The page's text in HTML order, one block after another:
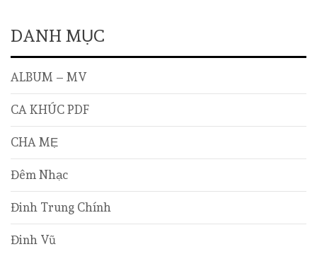
DANH MỤC
ALBUM – MV
CA KHÚC PDF
CHA MẸ
Đêm Nhạc
Đinh Trung Chính
Đinh Vũ